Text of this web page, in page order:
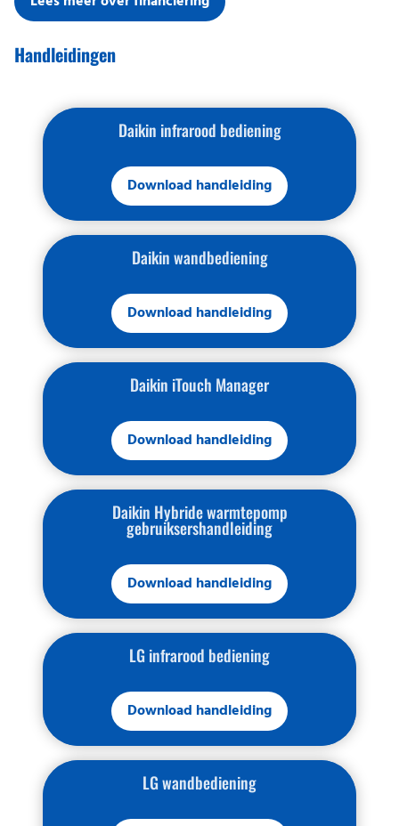
Handleidingen
Daikin infrarood bediening
Download handleiding
Daikin wandbediening
Download handleiding
Daikin iTouch Manager
Download handleiding
Daikin Hybride warmtepomp
gebruiksershandleiding
Download handleiding
LG infrarood bediening
Download handleiding
LG wandbediening